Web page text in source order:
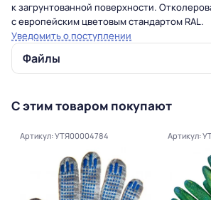
к загрунтованной поверхности.
с европейским цветовым стандартом RAL.
Уведомить о поступлении
Файлы
С этим товаром покупают
Артикул: УТЯ00004784 Артикул: